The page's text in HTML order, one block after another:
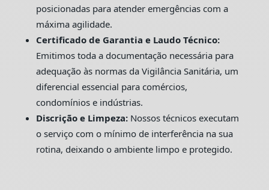
posicionadas para atender emergências com a
máxima agilidade.
Certificado de Garantia e Laudo Técnico:
Emitimos toda a documentação necessária para
adequação às normas da Vigilância Sanitária, um
diferencial essencial para comércios,
condomínios e indústrias.
Discrição e Limpeza:Nossos técnicos executam
o serviço com o mínimo de interferência na sua
rotina, deixando o ambiente limpo e protegido.